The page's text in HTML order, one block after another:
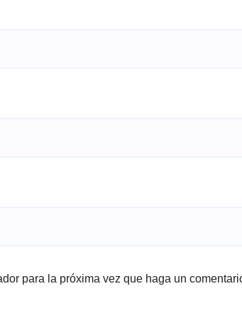
para la próxima vez que haga un